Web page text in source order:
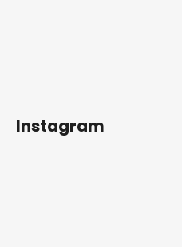
Instagram